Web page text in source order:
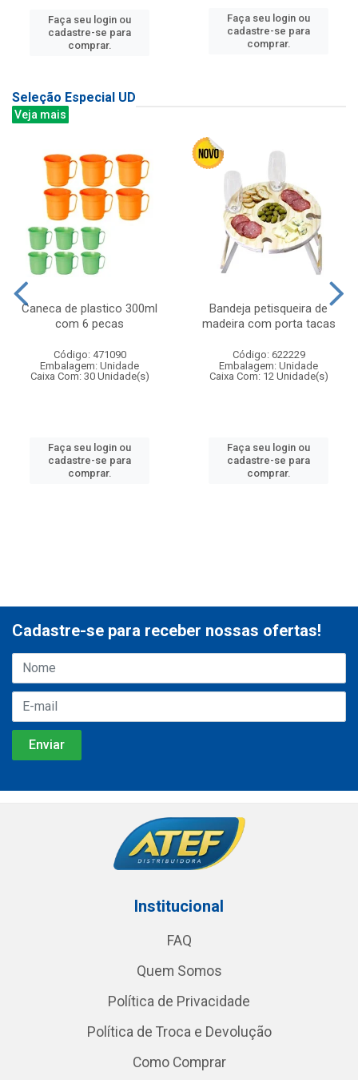
Faça seu login ou
cadastre-se para
comprar.
Faça seu login ou
cadastre-se para
comprar.
Seleção Especial UD
Veja mais
Caneca de plastico 300ml
com 6 pecas
Código: 471090
Embalagem: Unidade
Caixa Com: 30 Unidade(s)
Faça seu login ou
cadastre-se para
comprar.
Bandeja petisqueira de
madeira com porta tacas
Código: 622229
Embalagem: Unidade
Caixa Com: 12 Unidade(s)
Faça seu login ou
cadastre-se para
comprar.
Cadastre-se para receber nossas ofertas!
Institucional
FAQ
Quem Somos
Política de Privacidade
Política de Troca e Devolução
Como Comprar